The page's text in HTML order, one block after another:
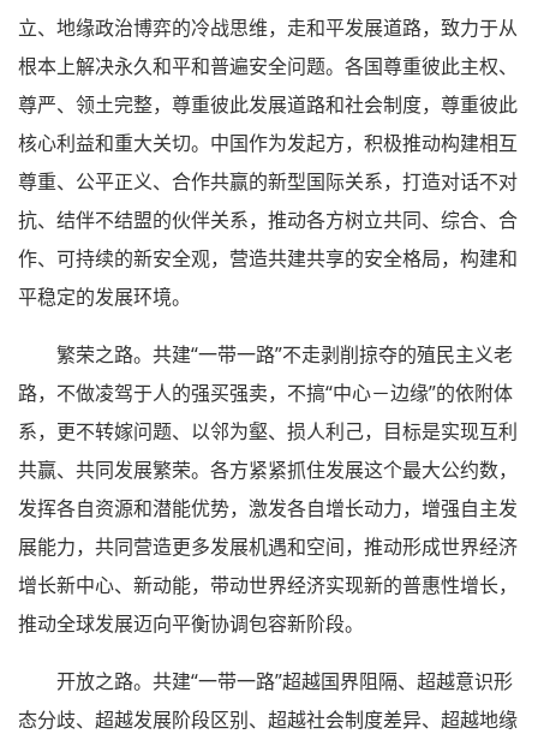
立、地缘政治博弈的冷战思维，走和平发展道路，致力于从
根本上解决永久和平和普遍安全问题。各国尊重彼此主权、
尊严、领土完整，尊重彼此发展道路和社会制度，尊重彼此
核心利益和重大关切。中国作为发起方，积极推动构建相互
尊重、公平正义、合作共赢的新型国际关系，打造对话不对
抗、结伴不结盟的伙伴关系，推动各方树立共同、综合、合
作、可持续的新安全观，营造共建共享的安全格局，构建和
平稳定的发展环境。
繁荣之路。共建“一带一路”不走剥削掠夺的殖民主义老
路，不做凌驾于人的强买强卖，不搞“中心－边缘”的依附体
系，更不转嫁问题、以邻为壑、损人利己，目标是实现互利
共赢、共同发展繁荣。各方紧紧抓住发展这个最大公约数，
发挥各自资源和潜能优势，激发各自增长动力，增强自主发
展能力，共同营造更多发展机遇和空间，推动形成世界经济
增长新中心、新动能，带动世界经济实现新的普惠性增长，
推动全球发展迈向平衡协调包容新阶段。
开放之路。共建“一带一路”超越国界阻隔、超越意识形
态分歧、超越发展阶段区别、超越社会制度差异、超越地缘